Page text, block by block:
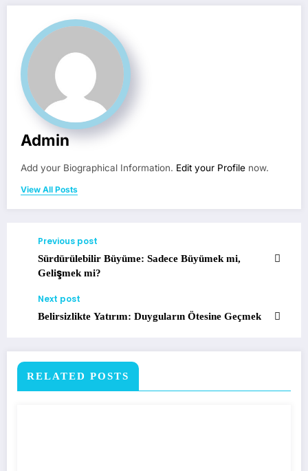
Admin
Add your Biographical Information. Edit your Profile now.
View All Posts
Previous post
Sürdürülebilir Büyüme: Sadece Büyümek mi,
Gelişmek mi?
Next post
Belirsizlikte Yatırım: Duyguların Ötesine Geçmek
RELATED POSTS